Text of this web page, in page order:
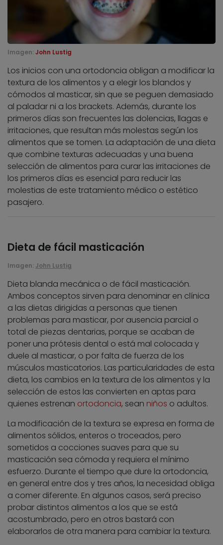
Imagen: John Lustig
Los inicios con una ortodoncia obligan a modificar la
textura de los alimentos y a elegir los blandos y
cómodos al masticar, sin que se peguen demasiado
al paladar ni a los brackets. Además, durante los
primeros días son frecuentes las dolencias, llagas e
irritaciones, que resultan más molestas según los
alimentos que se tomen. La adaptación de una dieta
que combine texturas adecuadas y una buena
selección de alimentos para curar las irritaciones de
los primeros días es esencial para reducir las
molestias de este tratamiento médico o estético
pasajero.
Dieta de fácil masticación
Imagen: John Lustig
Dieta blanda mecánica o de fácil masticación.
Ambos conceptos sirven para denominar en clínica
a las dietas dirigidas a personas que tienen
problemas para masticar, por ausencia parcial o
total de piezas dentarias, porque se acaban de
poner una prótesis dental o está mal colocada y
duele al masticar, o por falta de fuerza de los
músculos masticatorios. Las particularidades de esta
dieta, los cambios en la textura de los alimentos y la
selección de estos las convierten en aptas para
quienes estrenan ortodoncia, sean niños o adultos.
La modificación de la textura se expresa en forma de
alimentos sólidos, enteros o troceados, pero
sometidos a cocciones suaves para que su
masticación sea cómoda y requiera el mínimo
esfuerzo. Durante el tiempo que dure la ortodoncia,
en general entre dos y tres años, la necesidad obliga
a comer diferente. En algunos casos, será preciso
probar distintos alimentos a los que se está
acostumbrado, pero en otros bastará con
elaborarlos de otra manera para cambiar la textura.